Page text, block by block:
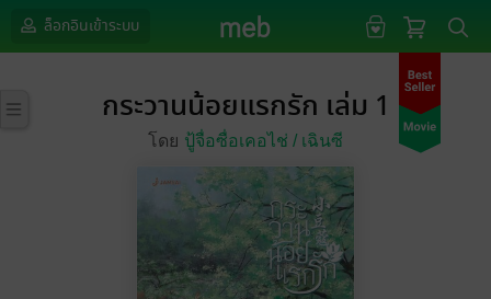
ล็อกอินเข้าระบบ
กระวานน้อยแรกรัก เล่ม 1
โดย ปู้จื่อซื่อเคอไช่ / เฉินซี